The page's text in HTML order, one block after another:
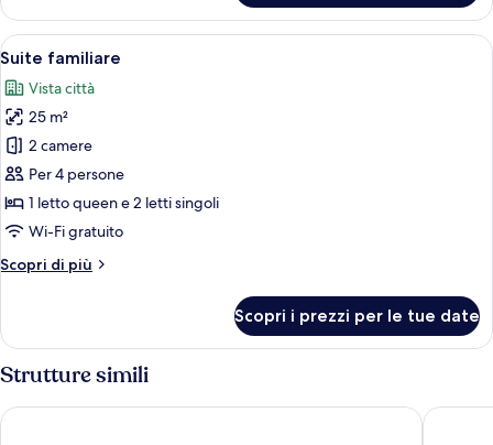
Superior
Apri
tutte
le
foto
per
Suite
familiare
Una camera d'albergo moderna con
6
Suite familiare
Vista città
25 m²
2 camere
Per 4 persone
1 letto queen e 2 letti singoli
Wi-Fi gratuito
Scopri di più
Altri
familiare
Scopri i prezzi per le tue date
Strutture simili
Hotel Las Vegas Hotel